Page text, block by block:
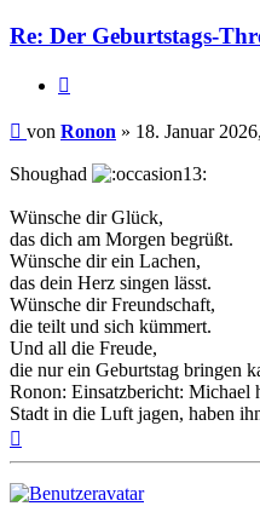
Re: Der Geburtstags-
Beitrag
von Ronon » 18. Januar
Shoughad
Wünsche dir Glück,
das dich am Morgen begrüßt.
Wünsche dir ein Lachen,
das dein Herz singen lässt.
Wünsche dir Freundschaft,
die teilt und sich kümmert.
Und all die Freude,
die nur ein Geburtstag bringen
Ronon: Einsatzbericht: Michael
Stadt in die Luft jagen, haben